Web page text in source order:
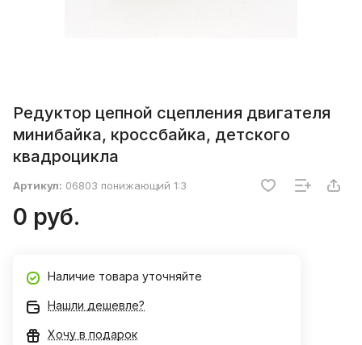
Редуктор цепной сцепления двигателя
минибайка, кроссбайка, детского
квадроцикла
Артикул: 06803 понижающий 1:3
0 руб.
Наличие товара уточняйте
Нашли дешевле?
Хочу в подарок